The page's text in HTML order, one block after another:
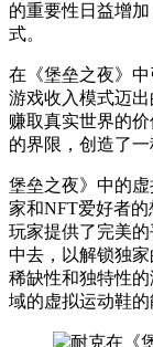
的重要性日益增
式。
在《堡垒之夜》中
游戏收入模式迈
赚取真实世界的
的界限，创造了
堡垒之夜》中的
家和NFT爱好者
玩家提供了完美
中去，以解锁独家
稀缺性和独特性
域的虚拟运动鞋的